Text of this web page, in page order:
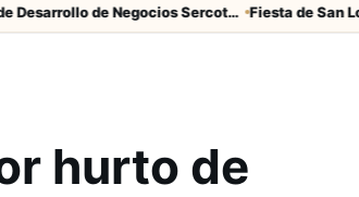
Centro de Desarrollo de Negocios Sercotec-INACAP inaugura Academia de Mujeres Empresarias 2026
hurto de